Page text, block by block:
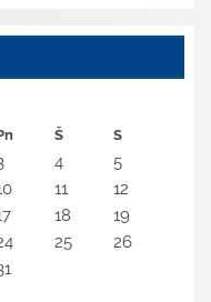
Š S
4
5
11
12
18
19
25
26